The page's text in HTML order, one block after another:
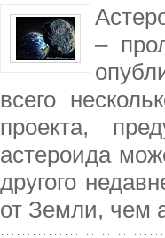
–
всего
проекта,
астероида
другого
от Земли, чем